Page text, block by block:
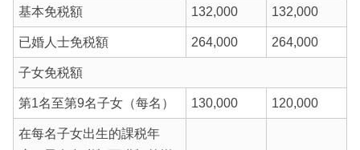
基本免税額 132,000 132,000
已婚人士免税額 264,000 264,000
子女免税額
第1名至第9名子女（每名） 130,000 120,000
在每名子女出生的課税年